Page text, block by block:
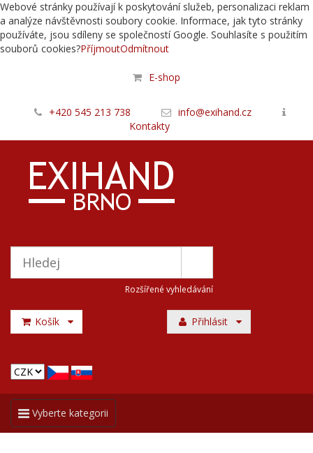
Webové stránky používají k poskytování služeb, personalizaci reklam
a analýze návštěvnosti soubory cookie. Informace, jak tyto stránky
používáte, jsou sdíleny se společností Google. Souhlasíte s použitím
souborů cookies?PříjmoutOdmítnout
E-shop
+420 545 213 738
info@exihand.cz
Kontakty
Rozšířené vyhledávání
Košík Přihlásit
Toggle
navigation
Vyberte kategorii